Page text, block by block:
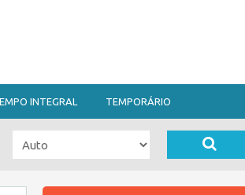
INTEGRAL TEMPORÁRIO